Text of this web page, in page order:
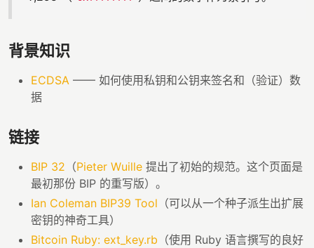
背景知识
ECDSA —— 如何使用私钥和公钥来签名和（验证）数
据
链接
BIP 32 （Pieter Wuille 提出了初始的规范。这个页面是
最初那份 BIP 的重写版）。
Ian Coleman BIP39 Tool （可以从一个种子派生出扩展
密钥的神奇工具）
Bitcoin Ruby: ext_key.rb （使用 Ruby 语言撰写的良好